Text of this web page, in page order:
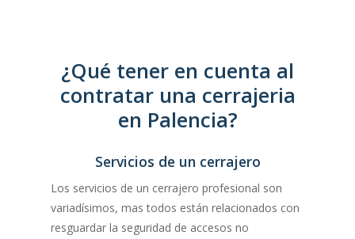
¿Qué tener en cuenta al
contratar una cerrajeria
en Palencia?
Servicios de un cerrajero
Los servicios de un cerrajero profesional son
variadísimos, mas todos están relacionados con
resguardar la seguridad de accesos no